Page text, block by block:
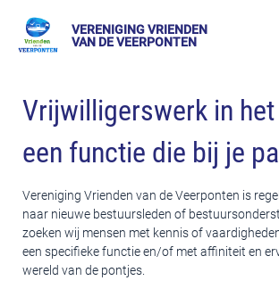
VERENIGING VRIENDEN
VAN DE VEERPONTEN
Vrijwilligerswerk in
een functie die bij je
Vereniging Vrienden van de Veerponten is
naar nieuwe bestuursleden of
zoeken wij mensen met kennis of
een specifieke functie en/of met affiniteit en
wereld van de pontjes.